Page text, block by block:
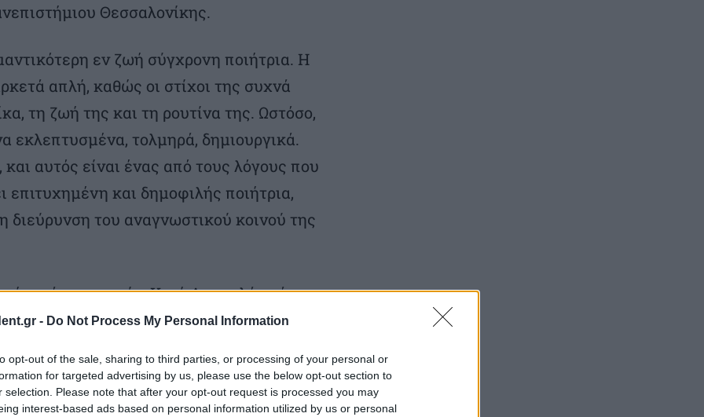
- Do Not Process My Personal Information
opt-out of the sale, sharing to third parties, or processing of your personal or
for targeted advertising by us, please use the below opt-out section to
selection. Please note that after your opt-out request is processed you may
interest-based ads based on personal information utilized by us or personal
Θεσσαλονίκης.
εν ζωή σύγχρονη ποιήτρια. Η
απλή, καθώς οι στίχοι της συχνά
τη ζωή της και τη ρουτίνα της. Ωστόσο,
εκλεπτυσμένα, τολμηρά, δημιουργικά.
αυτός είναι ένας από τους λόγους που
επιτυχημένη και δημοφιλής ποιήτρια,
διεύρυνση του αναγνωστικού κοινού της
της, γιατί η Κική Δημουλά γράφει
το αναπόφευκτο. Γράφει για τη θλίψη,
Προσφέρουν ελπίδα και σύνδεση